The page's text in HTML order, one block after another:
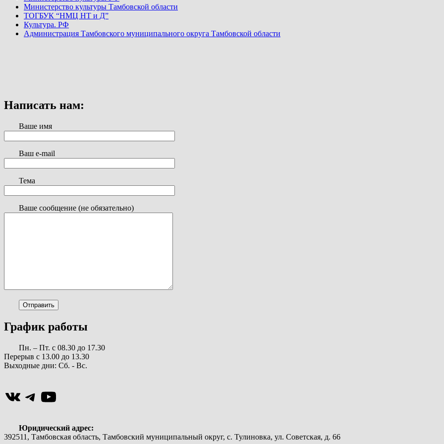
Министерство культуры Тамбовской области
ТОГБУК “НМЦ НТ и Д”
Культура. РФ
Администрация Тамбовского муниципального округа Тамбовской области
Написать нам:
Ваше имя
Ваш e-mail
Тема
Ваше сообщение (не обязательно)
График работы
Пн. – Пт. с 08.30 до 17.30
Перерыв с 13.00 до 13.30
Выходные дни: Сб. - Вс.
ВКонтакте
Telegram
YouTube
Юридический адрес:
392511, Тамбовская область, Тамбовский муниципальный округ, с. Тулиновка, ул. Советская, д. 66